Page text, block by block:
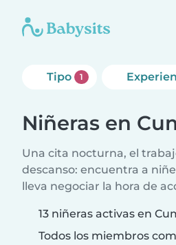
Tipo 1
Niñeras en
Una cita nocturna, el
descanso: encuentra a
lleva negociar la hora de
13 niñeras activas en
Todos los miembros